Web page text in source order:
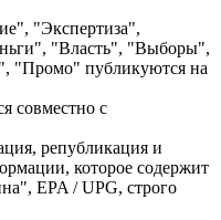
"Экспертиза",
"Власть", "Выборы",
"Промо" публикуются на
совместно с
републикация и
которое содержит
EPA / UPG, строго